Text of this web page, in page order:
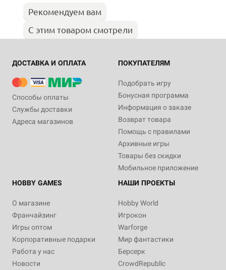
Рекомендуем вам
С этим товаром смотрели
ДОСТАВКА И ОПЛАТА
Способы оплаты
Службы доставки
Адреса магазинов
ПОКУПАТЕЛЯМ
Подобрать игру
Бонусная программа
Информация о заказе
Возврат товара
Помощь с правилами
Архивные игры
Товары без скидки
Мобильное приложение
HOBBY GAMES
О магазине
Франчайзинг
Игры оптом
Корпоративные подарки
Работа у нас
Новости
НАШИ ПРОЕКТЫ
Hobby World
Игрокон
Warforge
Мир фантастики
Берсерк
CrowdRepublic